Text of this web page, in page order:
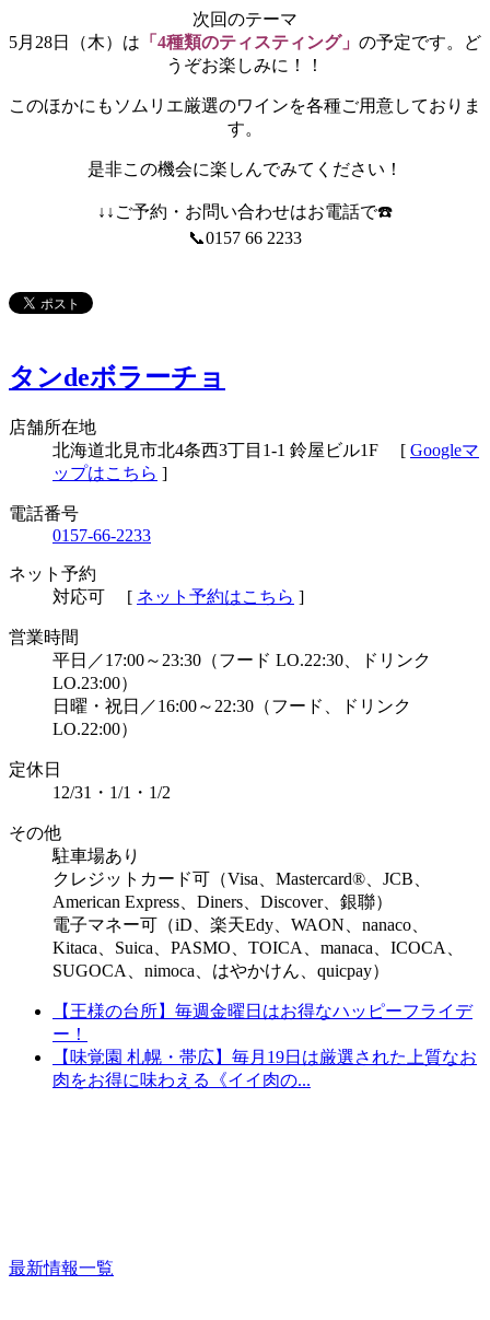
次回のテーマ
5月28日（木）は 「4種類のティスティング」 の予定です。ど
うぞお楽しみに！！
このほかにもソムリエ厳選のワインを各種ご用意しておりま
す。
是非この機会に楽しんでみてください！
↓↓ご予約・お問い合わせはお電話で☎️
📞0157 66 2233
タンdeボラーチョ
店舗所在地
北海道北見市北4条西3丁目1-1 鈴屋ビル1F
[ Googleマ
ップはこちら ]
電話番号
0157-66-2233
ネット予約
対応可
[ ネット予約はこちら ]
営業時間
平日／17:00～23:30（フード LO.22:30、ドリンク
LO.23:00）
日曜・祝日／16:00～22:30（フード、ドリンク
LO.22:00）
定休⽇
12/31・1/1・1/2
その他
駐車場あり
クレジットカード可（Visa、Mastercard®、JCB、
American Express、Diners、Discover、銀聯）
電子マネー可（iD、楽天Edy、WAON、nanaco、
Kitaca、Suica、PASMO、TOICA、manaca、ICOCA、
SUGOCA、nimoca、はやかけん、quicpay）
【王様の台所】毎週金曜日はお得なハッピーフライデ
ー！
【味覚園 札幌・帯広】毎月19日は厳選された上質なお
肉をお得に味わえる《イイ肉の...
最新情報一覧